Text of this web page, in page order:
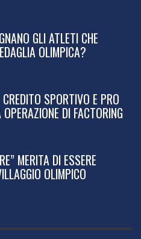
GLI ATLETI CHE
OLIMPICA?
SPORTIVO E PRO
DI FACTORING
MERITA DI ESSERE
OLIMPICO